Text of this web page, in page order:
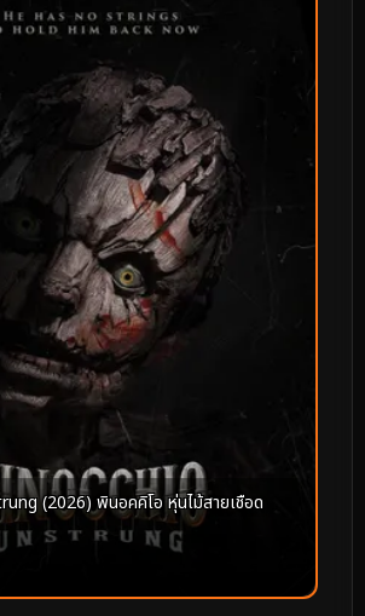
(2026) พินอคคิโอ หุ่นไม้สายเชือด